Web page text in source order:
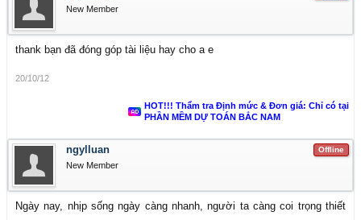
New Member
thank bạn đã đóng góp tài liệu hay cho a e
20/10/12
HOT!!! Thẩm tra Định mức & Đơn giá: Chỉ có tại
PHẦN MỀM DỰ TOÁN BẮC NAM
Offline
ngylluan
New Member
Ngày nay, nhịp sống ngày càng nhanh, người ta càng coi trọng thiết